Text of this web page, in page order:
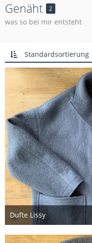
Genäht 2
was so bei mir entsteht
Standardsortierung
Dufte Lissy
25. Oktober 2023